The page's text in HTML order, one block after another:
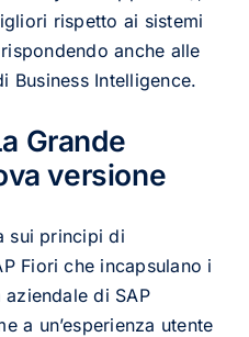
rispetto ai sistemi
anche alle
Business Intelligence.
Grande
versione
sui principi di
Fiori che incapsulano i
di SAP
a un’esperienza utente